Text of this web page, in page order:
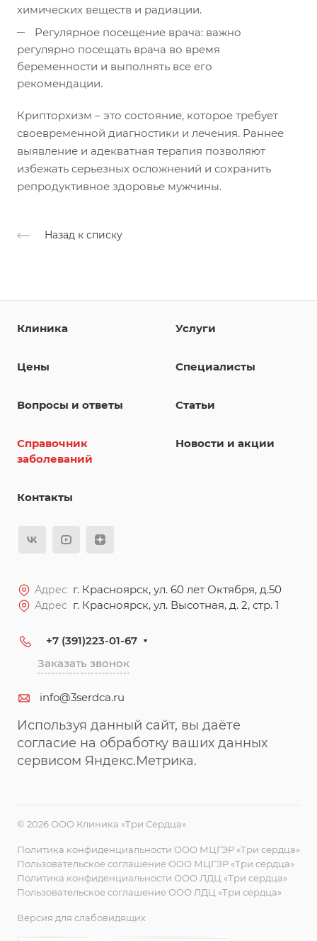
химических веществ и радиации.
Регулярное посещение врача: важно
регулярно посещать врача во время
беременности и выполнять все его
рекомендации.
Крипторхизм – это состояние, которое требует
своевременной диагностики и лечения. Раннее
выявление и адекватная терапия позволяют
избежать серьезных осложнений и сохранить
репродуктивное здоровье мужчины.
Назад к списку
Клиника Услуги
Цены Специалисты
Вопросы и ответы Статьи
Справочник
заболеваний
Новости и акции
Контакты
Адрес г. Красноярск, ул. 60 лет Октября, д.50
Адрес г. Красноярск, ул. Высотная, д. 2, стр. 1
+7 (391)223-01-67
Заказать звонок
info@3serdca.ru
Используя данный сайт, вы даёте
согласие на обработку ваших данных
сервисом Яндекс.Метрика.
© 2026 ООО Клиника «Три Сердца»
Политика конфиденциальности ООО МЦГЭР «Три сердца»
Пользовательское соглашение ООО МЦГЭР «Три сердца»
Политика конфиденциальности ООО ЛДЦ «Три сердца»
Пользовательское соглашение ООО ЛДЦ «Три сердца»
Версия для слабовидящих